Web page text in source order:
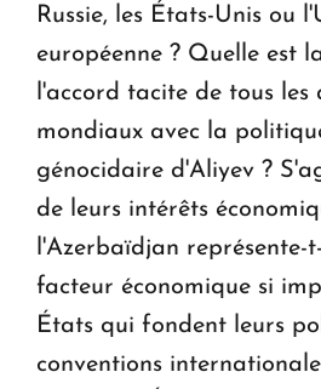
Russie, les États-Unis ou
européenne ? Quelle est
l'accord tacite de tous les
mondiaux avec la
génocidaire d'Aliyev ?
de leurs intérêts
l'Azerbaïdjan représente-
facteur économique si
États qui fondent leurs
conventions